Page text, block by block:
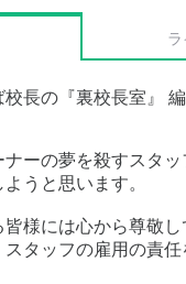
ラ
長の『裏校長室』 編
ーの夢を殺すスタ
うと思います。
様には心から尊敬し
スタッフの雇用の責